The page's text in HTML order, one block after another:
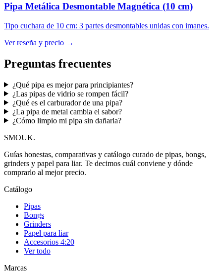
Pipa Metálica Desmontable Magnética (10 cm)
Tipo cuchara de 10 cm: 3 partes desmontables unidas con imanes.
Ver reseña y precio →
Preguntas frecuentes
¿Qué pipa es mejor para principiantes?
¿Las pipas de vidrio se rompen fácil?
¿Qué es el carburador de una pipa?
¿La pipa de metal cambia el sabor?
¿Cómo limpio mi pipa sin dañarla?
SMOUK.
Guías honestas, comparativas y catálogo curado de pipas, bongs,
grinders y papel para liar. Te decimos cuál conviene y dónde
comprarlo al mejor precio.
Catálogo
Pipas
Bongs
Grinders
Papel para liar
Accesorios 4:20
Ver todo
Marcas